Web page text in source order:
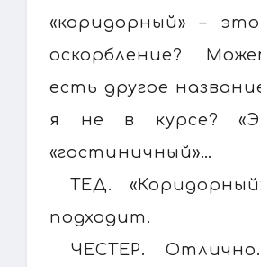
«коридорный» –
оскорбление?
есть другое
я не в курсе?
«гостиничный»…
ТЕД.
подходит.
ЧЕСТЕР.